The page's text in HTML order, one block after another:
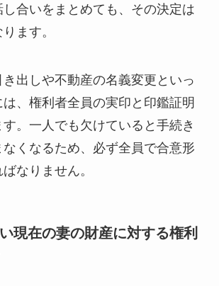
合いをまとめても、その決定は
ます。
出しや不動産の名義変更といっ
、権利者全員の実印と印鑑証明
。一人でも欠けていると手続き
くなるため、必ず全員で合意形
なりません。
現在の妻の財産に対する権利